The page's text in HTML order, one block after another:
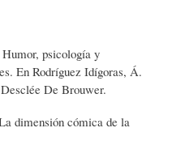
psicología y
En Rodríguez Idígoras, Á.
De Brouwer.
dimensión cómica de la